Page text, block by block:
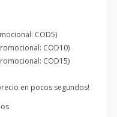
COD5)
COD10)
COD15)
en pocos segundos!